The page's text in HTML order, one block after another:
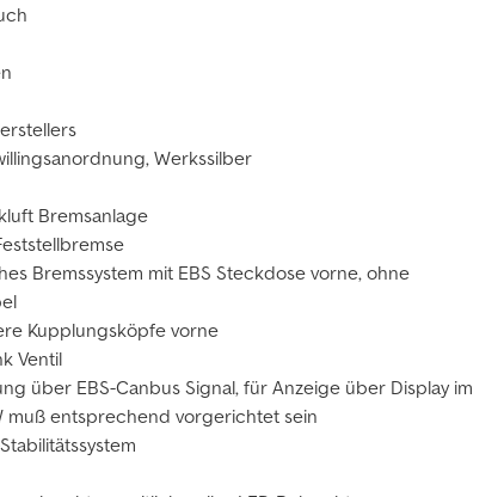
Werkssilber
Bremsanlage
Bremssystem mit EBS Steckdose vorne, ohne
Kupplungsköpfe vorne
Ventil
über EBS-Canbus Signal, für Anzeige über Display im
muß entsprechend vorgerichtet sein